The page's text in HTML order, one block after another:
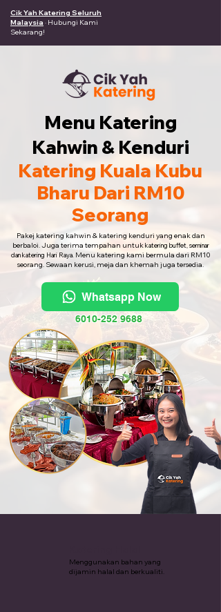
Cik Yah Katering Seluruh
Malaysia · Hubungi Kami
Sekarang!
Menu Katering
Kahwin & Kenduri
Katering Kuala Kubu
Bharu Dari RM10
Seorang
Pakej katering kahwin & katering kenduri yang enak dan
berbaloi. Juga terima tempahan untukkatering buffet, seminar
dan katering Hari Raya. Menu katering kami bermula dari RM10
seorang. Sewaan kerusi, meja dan khemah juga tersedia.
Whatsapp Now
6010-252 9688
Menggunakan bahan yang
dijamin halal dan berkualiti.